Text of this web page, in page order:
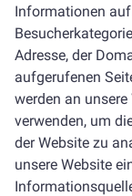
Informationen
Adresse, der
aufgerufenen
werden an
verwenden, um
der Website zu
unsere Website